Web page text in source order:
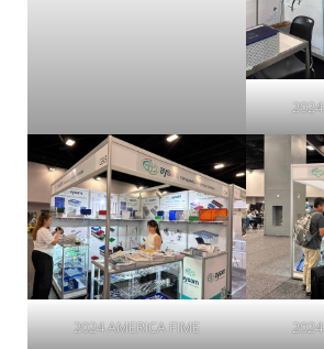
2024 AMERICA FIME